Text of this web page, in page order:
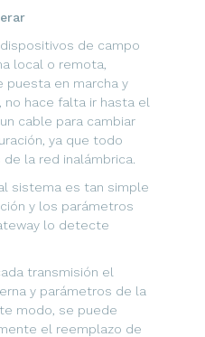
de campo
local o remota,
puesta en marcha y
hace falta ir hasta el
cable para cambiar
ya que todo
la red inalámbrica.
sistema es tan simple
y los parámetros
lo detecte
transmisión el
y parámetros de la
modo, se puede
el reemplazo de